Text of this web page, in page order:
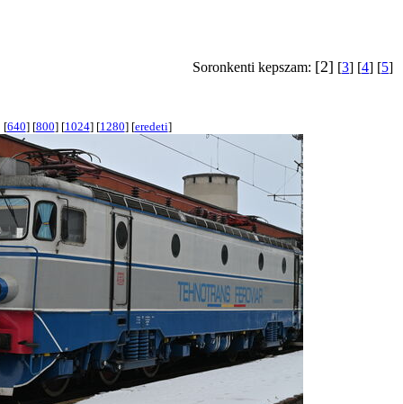
Soronkenti kepszam: [2] [3] [4] [5]
[640] [800] [1024] [1280] [eredeti]